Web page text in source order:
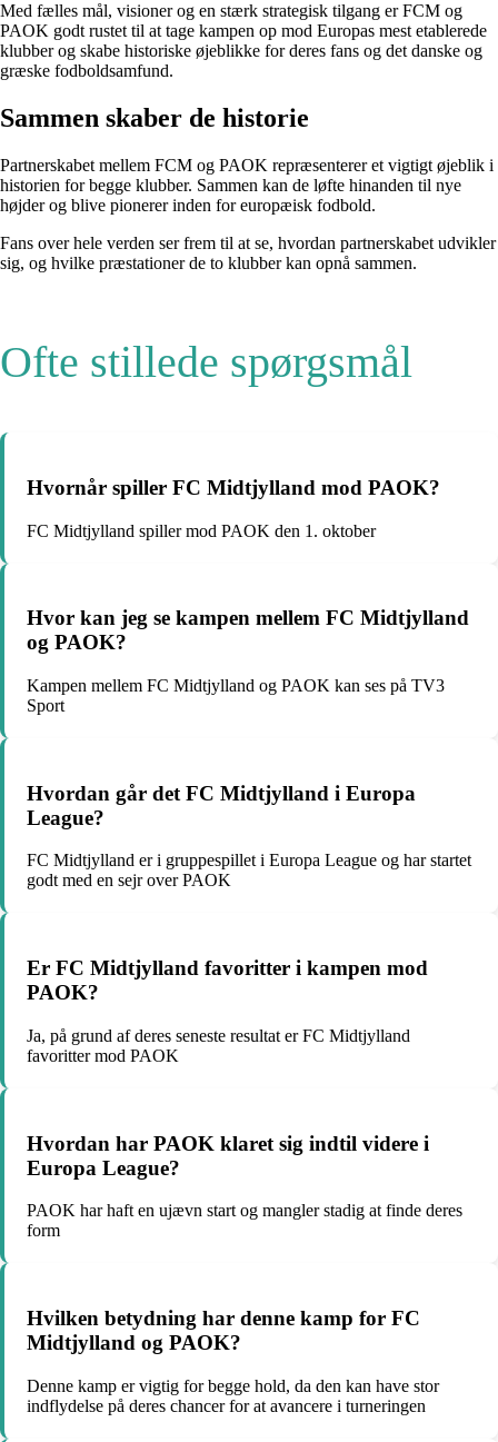
Med fælles mål, visioner og en stærk strategisk tilgang er FCM og
PAOK godt rustet til at tage kampen op mod Europas mest etablerede
klubber og skabe historiske øjeblikke for deres fans og det danske og
græske fodboldsamfund.
Sammen skaber de historie
Partnerskabet mellem FCM og PAOK repræsenterer et vigtigt øjeblik i
historien for begge klubber. Sammen kan de løfte hinanden til nye
højder og blive pionerer inden for europæisk fodbold.
Fans over hele verden ser frem til at se, hvordan partnerskabet udvikler
sig, og hvilke præstationer de to klubber kan opnå sammen.
Ofte stillede spørgsmål
Hvornår spiller FC Midtjylland mod PAOK?
FC Midtjylland spiller mod PAOK den 1. oktober
Hvor kan jeg se kampen mellem FC Midtjylland
og PAOK?
Kampen mellem FC Midtjylland og PAOK kan ses på TV3
Sport
Hvordan går det FC Midtjylland i Europa
League?
FC Midtjylland er i gruppespillet i Europa League og har startet
godt med en sejr over PAOK
Er FC Midtjylland favoritter i kampen mod
PAOK?
Ja, på grund af deres seneste resultat er FC Midtjylland
favoritter mod PAOK
Hvordan har PAOK klaret sig indtil videre i
Europa League?
PAOK har haft en ujævn start og mangler stadig at finde deres
form
Hvilken betydning har denne kamp for FC
Midtjylland og PAOK?
Denne kamp er vigtig for begge hold, da den kan have stor
indflydelse på deres chancer for at avancere i turneringen